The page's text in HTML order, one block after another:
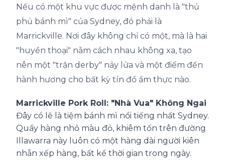
Nếu có một khu vực được mệnh danh là "thủ
phủ bánh mì" của Sydney, đó phải là
Marrickville. Nơi đây không chỉ có một, mà là hai
"huyền thoại" nằm cách nhau không xa, tạo
nên một "trận derby" nảy lửa và một điểm đến
hành hương cho bất kỳ tín đồ ẩm thực nào.
Marrickville Pork Roll: "Nhà Vua" Không Ngai
Đây có lẽ là tiệm bánh mì nổi tiếng nhất Sydney.
Quầy hàng nhỏ màu đỏ, khiêm tốn trên đường
Illawarra này luôn có một hàng dài người kiên
nhẫn xếp hàng, bất kể thời gian trong ngày.